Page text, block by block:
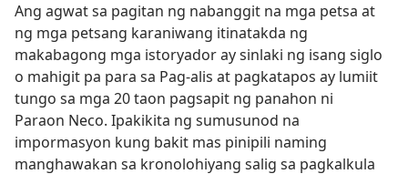
Ang agwat sa pagitan ng nabanggit na mga petsa at
ng mga petsang karaniwang itinatakda ng
makabagong mga istoryador ay sinlaki ng isang siglo
o mahigit pa para sa Pag-alis at pagkatapos ay lumiit
tungo sa mga 20 taon pagsapit ng panahon ni
Paraon Neco. Ipakikita ng sumusunod na
impormasyon kung bakit mas pinipili naming
manghawakan sa kronolohiyang salig sa pagkalkula